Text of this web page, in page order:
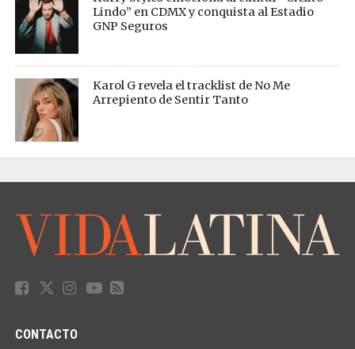
Lindo” en CDMX y conquista al Estadio
GNP Seguros
Karol G revela el tracklist de No Me
Arrepiento de Sentir Tanto
CONTACTO